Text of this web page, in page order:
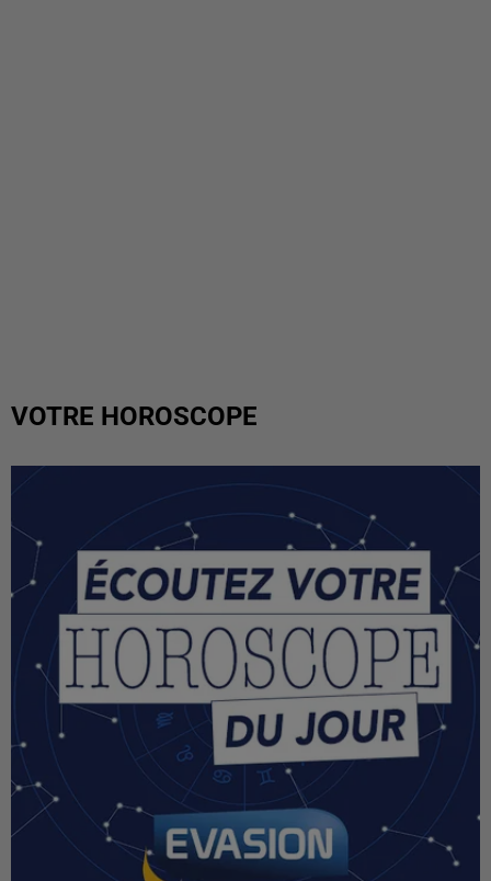
VOTRE HOROSCOPE